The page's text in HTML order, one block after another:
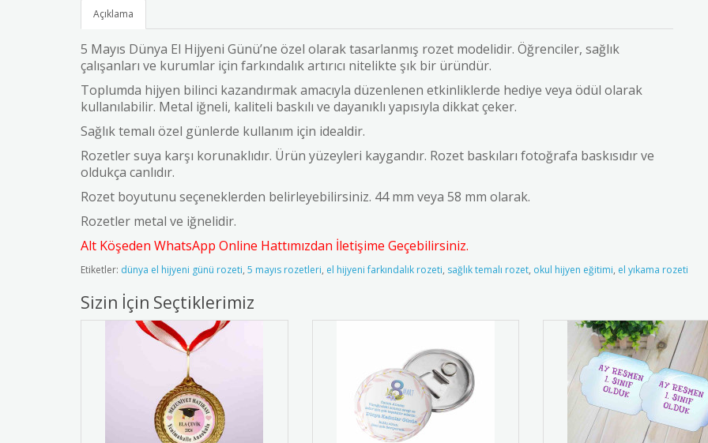
Açıklama
5 Mayıs Dünya El Hijyeni Günü’ne özel olarak tasarlanmış rozet modelidir. Öğrenciler, sağlık
çalışanları ve kurumlar için farkındalık artırıcı nitelikte şık bir üründür.
Toplumda hijyen bilinci kazandırmak amacıyla düzenlenen etkinliklerde hediye veya ödül olarak
kullanılabilir. Metal iğneli, kaliteli baskılı ve dayanıklı yapısıyla dikkat çeker.
Sağlık temalı özel günlerde kullanım için idealdir.
Rozetler suya karşı korunaklıdır. Ürün yüzeyleri kaygandır. Rozet baskıları fotoğrafa baskısıdır ve
oldukça canlıdır.
Rozet boyutunu seçeneklerden belirleyebilirsiniz. 44 mm veya 58 mm olarak.
Rozetler metal ve iğnelidir.
Alt Köşeden WhatsApp Online Hattımızdan İletişime Geçebilirsiniz.
Etiketler: dünya el hijyeni günü rozeti, 5 mayıs rozetleri, el hijyeni farkındalık rozeti, sağlık temalı rozet, okul hijyen eğitimi, el yıkama rozeti
Sizin İçin Seçtiklerimiz